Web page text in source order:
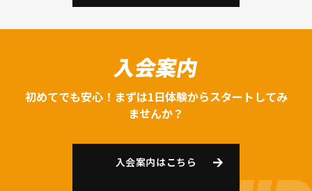
入会案内
初めてでも安心！まずは1日体験からスタートしてみ
ませんか？
入会案内はこちら